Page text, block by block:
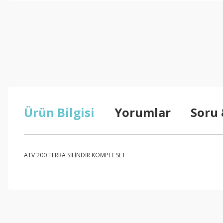
Ürün Bilgisi Yorumlar Soru
ATV 200 TERRA SİLİNDİR KOMPLE SET